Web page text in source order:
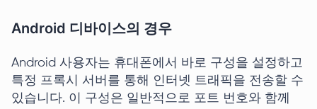
Android 디바이스의 경우
Android 사용자는 휴대폰에서 바로 구성을 설정하고
특정 프록시 서버를 통해 인터넷 트래픽을 전송할 수
있습니다. 이 구성은 일반적으로 포트 번호와 함께